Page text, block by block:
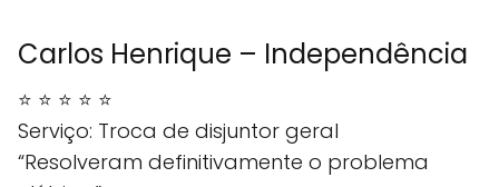
Carlos Henrique – Independência
⭐ ⭐ ⭐ ⭐ ⭐
Serviço: Troca de disjuntor geral
“Resolveram definitivamente o problema